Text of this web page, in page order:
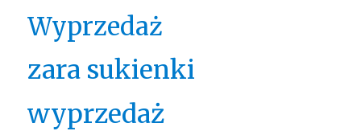
Wyprzedaż
zara sukienki
wyprzedaż